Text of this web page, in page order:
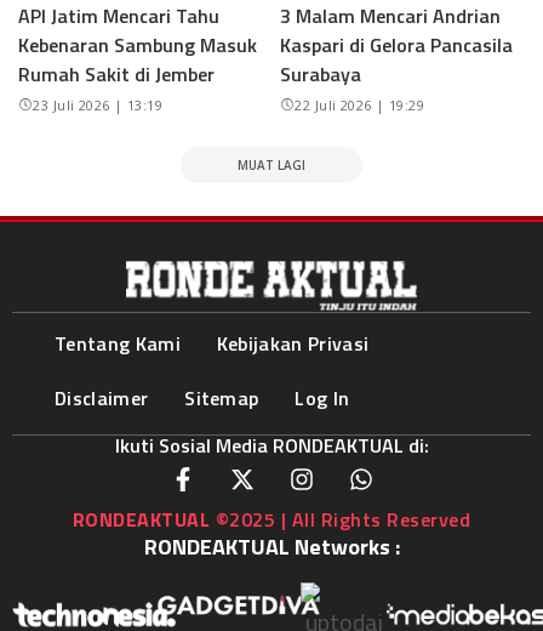
API Jatim Mencari Tahu
Kebenaran Sambung Masuk
Rumah Sakit di Jember
23 Juli 2026 | 13:19
3 Malam Mencari Andrian
Kaspari di Gelora Pancasila
Surabaya
22 Juli 2026 | 19:29
MUAT LAGI
Tentang Kami
Kebijakan Privasi
Disclaimer
Sitemap
Log In
Ikuti Sosial Media RONDEAKTUAL di:
RONDEAKTUAL ©2025 | All Rights Reserved
RONDEAKTUAL Networks :